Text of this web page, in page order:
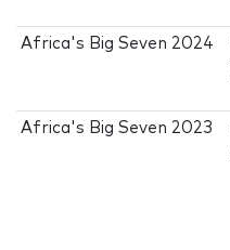
Africa's Big Seven 2024
Africa's Big Seven 2023